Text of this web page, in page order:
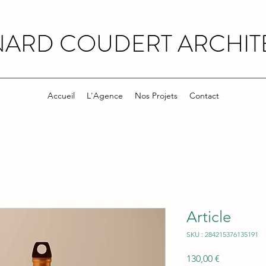
COUDERT
Accueil L'Agence Nos Projets Contact
Article
SKU : 284215376135191
130,00 €